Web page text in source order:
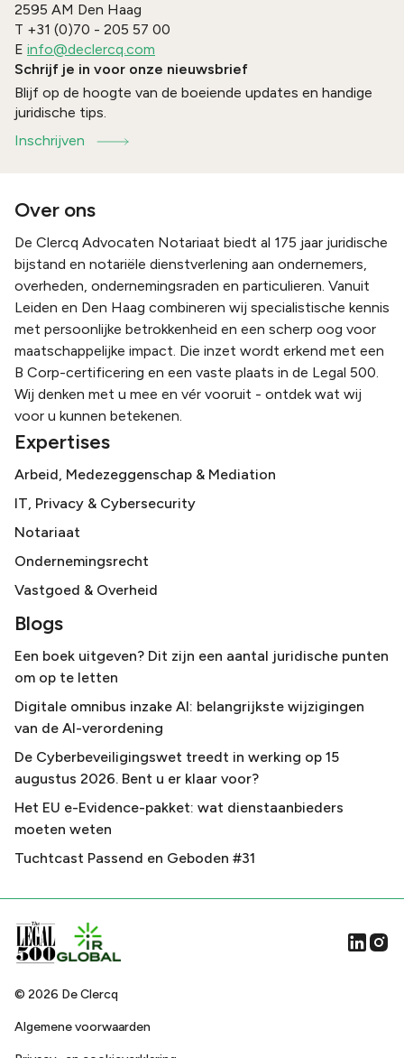
2595 AM Den Haag
T +31 (0)70 - 205 57 00
E info@declercq.com
Schrijf je in voor onze nieuwsbrief
Blijf op de hoogte van de boeiende updates en handige
juridische tips.
Inschrijven
Over ons
De Clercq Advocaten Notariaat biedt al 175 jaar juridische
bijstand en notariële dienstverlening aan ondernemers,
overheden, ondernemingsraden en particulieren. Vanuit
Leiden en Den Haag combineren wij specialistische kennis
met persoonlijke betrokkenheid en een scherp oog voor
maatschappelijke impact. Die inzet wordt erkend met een
B Corp-certificering en een vaste plaats in de Legal 500.
Wij denken met u mee en vér vooruit - ontdek wat wij
voor u kunnen betekenen.
Expertises
Arbeid, Medezeggenschap & Mediation
IT, Privacy & Cybersecurity
Notariaat
Ondernemingsrecht
Vastgoed & Overheid
Blogs
Een boek uitgeven? Dit zijn een aantal juridische punten
om op te letten
Digitale omnibus inzake AI: belangrijkste wijzigingen
van de AI-verordening
De Cyberbeveiligingswet treedt in werking op 15
augustus 2026. Bent u er klaar voor?
Het EU e-Evidence-pakket: wat dienstaanbieders
moeten weten
Tuchtcast Passend en Geboden #31
© 2026 De Clercq
Algemene voorwaarden